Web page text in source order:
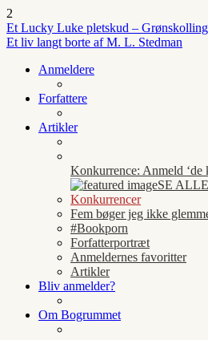
2
Et Lucky Luke pletskud –
Et liv langt borte af M. L. Stedman
Anmeldere
Forfattere
Artikler
Konkurrence: Anmeld ‘de
SE ALLE
Konkurrencer
Fem bøger jeg ikke
#Bookporn
Forfatterportræt
Anmeldernes favoritter
Artikler
Bliv anmelder?
Om Bogrummet